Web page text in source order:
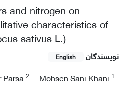
and nitrogen on
characteristics of
sativus L.)
نویسندگان English
Parsa2 Mohsen Sani Khani 1